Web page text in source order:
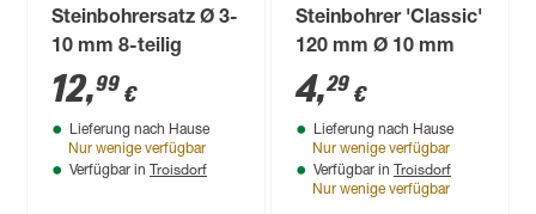
Steinbohrersatz Ø 3-
10 mm 8-teilig
12,99 €
Lieferung nach Hause
Nur wenige verfügbar
Verfügbar in Troisdorf
Steinbohrer 'Classic'
120 mm Ø 10 mm
4,29 €
Lieferung nach Hause
Nur wenige verfügbar
Verfügbar in Troisdorf
Nur wenige verfügbar